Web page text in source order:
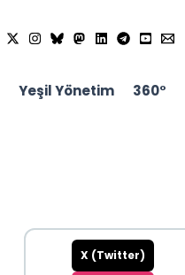
Yeşil Yönetim 360°
X (Twitter)